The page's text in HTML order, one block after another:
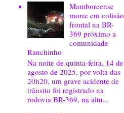
Mamboreense
morre em colisão
frontal na BR-
369 próximo a
comunidade
Ranchinho
Na noite de quinta-feira, 14 de
agosto de 2025, por volta das
20h20, um grave acidente de
trânsito foi registrado na
rodovia BR-369, na altu...